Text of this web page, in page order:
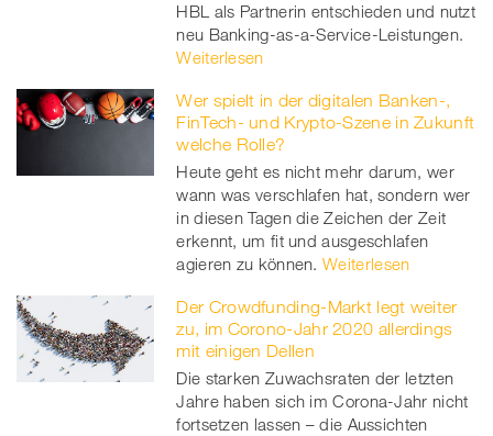
HBL als Partnerin entschieden und nutzt
neu Banking-as-a-Service-Leistungen.
Weiterlesen
Wer spielt in der digitalen Banken-,
FinTech- und Krypto-Szene in Zukunft
welche Rolle?
Heute geht es nicht mehr darum, wer
wann was verschlafen hat, sondern wer
in diesen Tagen die Zeichen der Zeit
erkennt, um fit und ausgeschlafen
agieren zu können. Weiterlesen
Der Crowdfunding-Markt legt weiter
zu, im Corono-Jahr 2020 allerdings
mit einigen Dellen
Die starken Zuwachsraten der letzten
Jahre haben sich im Corona-Jahr nicht
fortsetzen lassen – die Aussichten